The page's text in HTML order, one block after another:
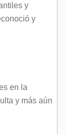
y
y
en la
y más aún